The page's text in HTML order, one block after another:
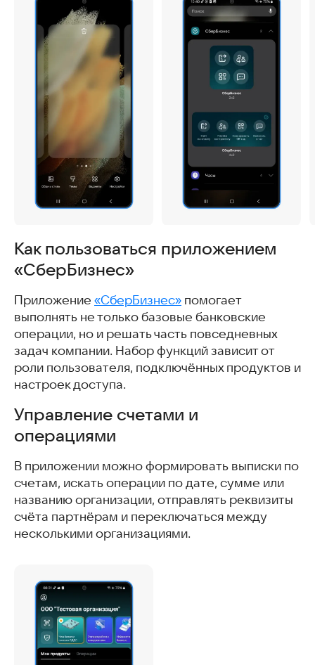
Как пользоваться приложением
«СберБизнес»
Приложение «СберБизнес» помогает
выполнять не только базовые банковские
операции, но и решать часть повседневных
задач компании. Набор функций зависит от
роли пользователя, подключённых продуктов и
настроек доступа.
Управление счетами и
операциями
В приложении можно формировать выписки по
счетам, искать операции по дате, сумме или
названию организации, отправлять реквизиты
счёта партнёрам и переключаться между
несколькими организациями.